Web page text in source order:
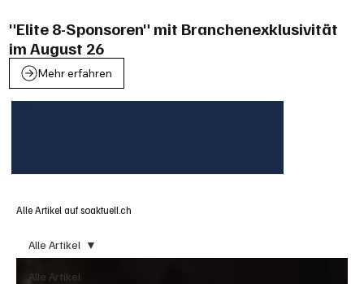
"Elite 8-Sponsoren" mit Branchenexklusivität
im August 26
Mehr erfahren
Alle Artikel auf soaktuell.ch
Alle Artikel
Alle Artikel